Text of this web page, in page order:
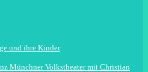
und ihre Kinder
Münchner Volkstheater mit Christian